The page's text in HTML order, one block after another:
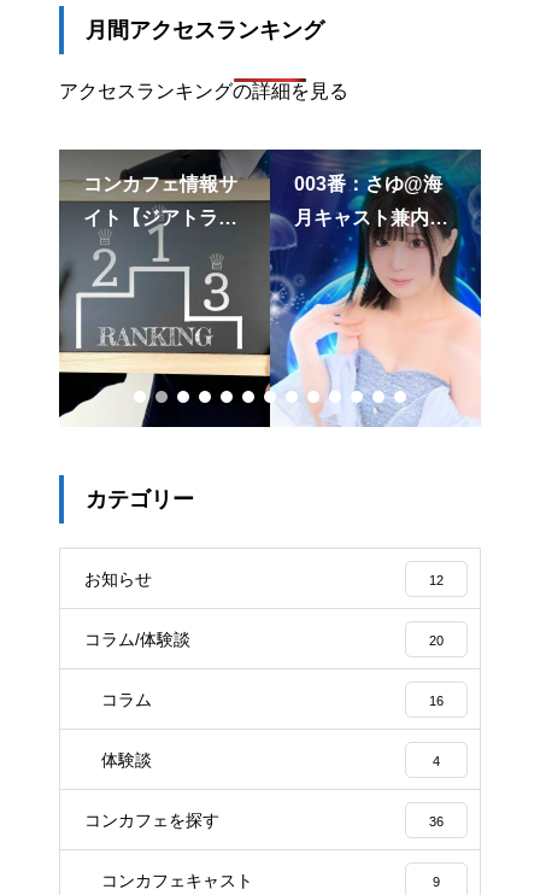
月間アクセスランキング
アクセスランキングの詳細を見る
コンカフェ情報サ
イト【ジアトラ
ス】アクセスラン
キング
003番：さゆ@海
月キャスト兼内勤
｜コンカフェキャ
スト紹介
カテゴリー
お知らせ 12
コラム/体験談 20
コラム 16
体験談 4
コンカフェを探す 36
コンカフェキャスト 9